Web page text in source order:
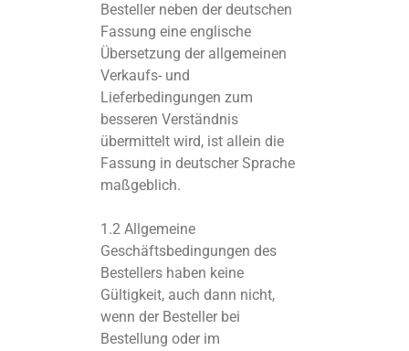
Besteller neben der deutschen
Fassung eine englische
Übersetzung der allgemeinen
Verkaufs- und
Lieferbedingungen zum
besseren Verständnis
übermittelt wird, ist allein die
Fassung in deutscher Sprache
maßgeblich.
1.2 Allgemeine
Geschäftsbedingungen des
Bestellers haben keine
Gültigkeit, auch dann nicht,
wenn der Besteller bei
Bestellung oder im